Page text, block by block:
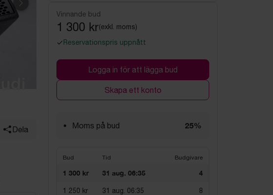
Nästa
Dela
Vinnande bud
1 300 kr(exkl. moms)
Reservationspris uppnått
Logga in för att lägga bud
Skapa ett konto
Moms på bud 25%
Bud Tid Budgivare
1 300 kr 31 aug. 06:35 4
1 250 kr 31 aug. 06:35 8